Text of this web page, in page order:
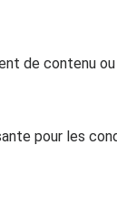
de contenu
pour les